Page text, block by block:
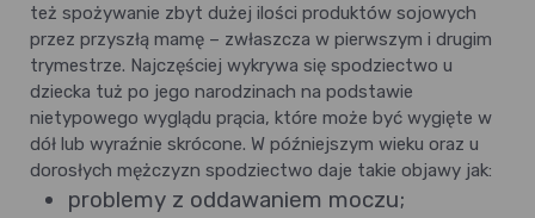
też spożywanie zbyt dużej ilości produktów sojowych
przez przyszłą mamę – zwłaszcza w pierwszym i drugim
trymestrze. Najczęściej wykrywa się spodziectwo u
dziecka tuż po jego narodzinach na podstawie
nietypowego wyglądu prącia, które może być wygięte w
dół lub wyraźnie skrócone. W późniejszym wieku oraz u
dorosłych mężczyzn spodziectwo daje takie objawy jak:
problemy z oddawaniem moczu;